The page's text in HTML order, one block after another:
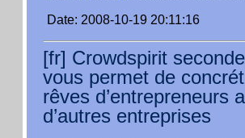
Date: 2008-10-19 20:11:16
[fr] Crowdspirit
vous permet de
rêves d’entrepreneurs
d’autres entreprises